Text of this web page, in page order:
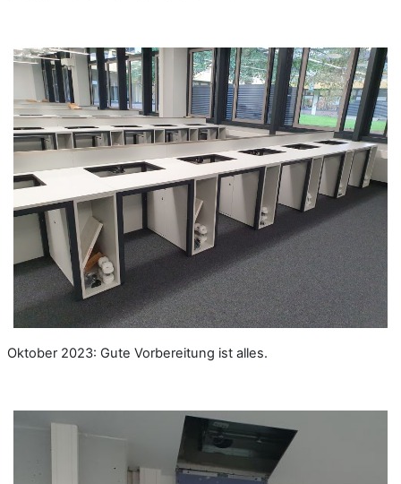
Oktober 2023: Gute Vorbereitung ist alles.